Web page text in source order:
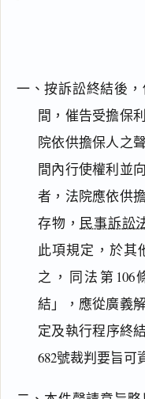
一、按訴訟終結後
間，催告受擔保
院依供擔保人之
間內行使權利並
者，法院應依供
存物， 民事訴訟
此項規定，於其
之，同法第106
結」，應從廣義
定及執行程序終
682號裁判要旨可